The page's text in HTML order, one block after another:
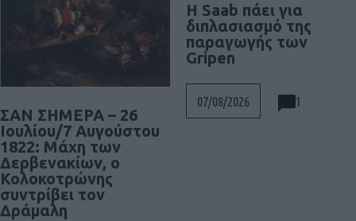
ΣΑΝ ΣΗΜΕΡΑ – 26
Ιουλίου/7 Αυγούστου
1822: Μάχη των
Δερβενακίων, ο
Κολοκοτρώνης
συντρίβει τον
Δράμαλη
H Saab πάει για
διπλασιασμό της
παραγωγής των
Gripen
07/08/2026 1